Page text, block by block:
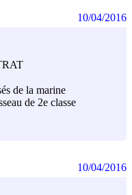
de la marine
de 2e classe
10/04/2016
10/04/2016